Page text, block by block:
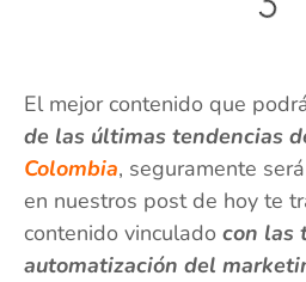
El mejor contenido que
de las últimas tendencias
Colombia, seguramente
en nuestros post de hoy te
contenido vinculado con las
automatización del